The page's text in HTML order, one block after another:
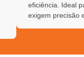
eficiência. Ideal
exigem precisão